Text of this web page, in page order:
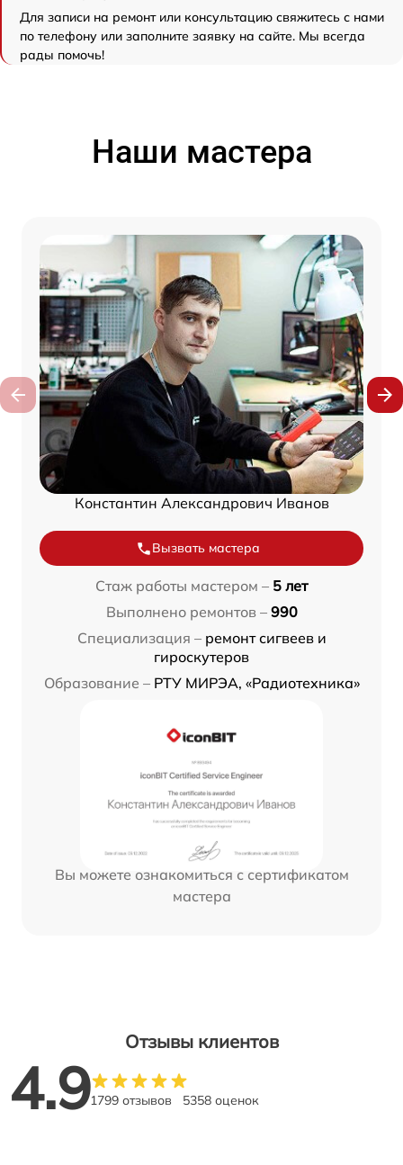
Для записи на ремонт или консультацию свяжитесь с нами
по телефону или заполните заявку на сайте. Мы всегда
рады помочь!
Наши мастера
Константин Александрович Иванов
Вызвать мастера
Стаж работы мастером – 5 лет
Выполнено ремонтов – 990
Специализация – ремонт сигвеев и
гироскутеров
Образование – РТУ МИРЭА, «Радиотехника»
Вы можете ознакомиться с сертификатом
мастера
Отзывы клиентов
4.91799 отзывов 5358 оценок